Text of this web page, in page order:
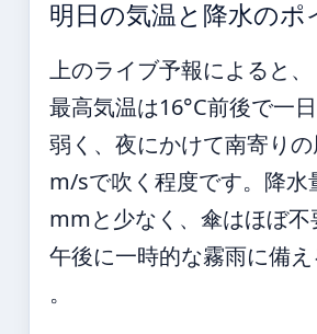
明日の気温と降水のポ
上のライブ予報によると、
最高気温は16°C前後で一
弱く、夜にかけて南寄り
m/sで吹く程度です。降水
mmと少なく、傘はほぼ不
午後に一時的な霧雨に備
。